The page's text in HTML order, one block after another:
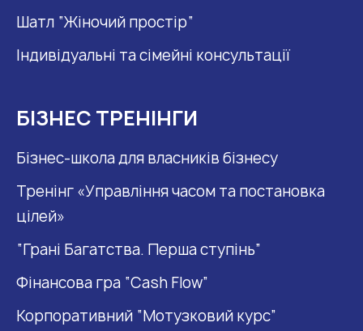
Шатл “Жіночий простір“
Індивідуальні та сімейні консультації
БІЗНЕС ТРЕНІНГИ
Бізнес-школа для власників бізнесу
Тренінг «Управління часом та постановка
цілей»
“Грані Багатства. Перша ступінь”
Фінансова гра “Cash Flow”
Корпоративний “Мотузковий курс”